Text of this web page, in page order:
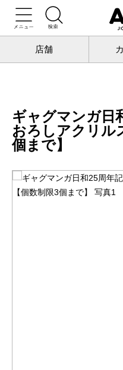
店舗
トップ
増田こうすけ劇場
グッズ
ギャグマンガ日和25周年記念展
ギャグマンガ日
おろしアクリル
個まで】